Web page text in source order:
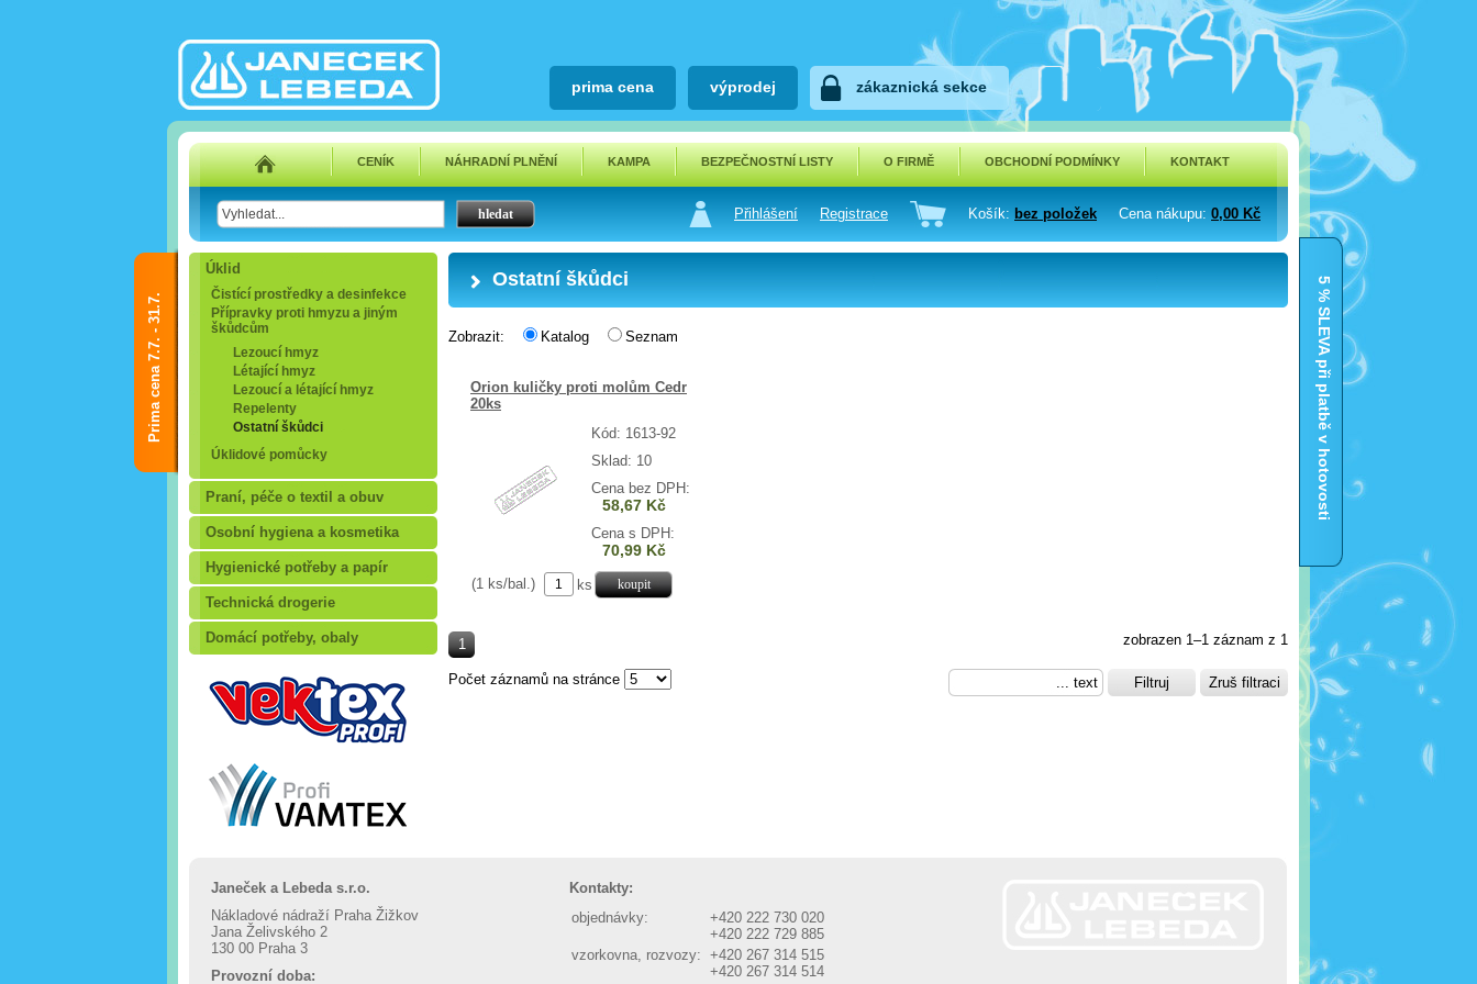
Prima cena 7.7. - 31.7. 5 % SLEVA při platbě v hotovosti
prima cena výprodej zákaznická sekce
CENÍK NÁHRADNÍ PLNĚNÍ KAMPA BEZPEČNOSTNÍ LISTY O FIRMĚ OBCHODNÍ PODMÍNKY KONTAKT
Přihlášení Registrace Košík: bez položek Cena nákupu: 0,00 Kč
Úklid
Čistící prostředky a desinfekce
Přípravky proti hmyzu a jiným
škůdcům
Lezoucí hmyz
Létající hmyz
Lezoucí a létající hmyz
Repelenty
Ostatní škůdci
Úklidové pomůcky
Praní, péče o textil a obuv
Osobní hygiena a kosmetika
Hygienické potřeby a papír
Technická drogerie
Domácí potřeby, obaly
Ostatní škůdci
Zobrazit: Katalog Seznam
Orion kuličky proti molům Cedr
20ks
Kód: 1613-92
Sklad: 10
Cena bez DPH:
58,67 Kč
Cena s DPH:
70,99 Kč
(1 ks/bal.) ks
1 zobrazen 1–1 záznam z 1
Počet záznamů na stránce
Janeček a Lebeda s.r.o.
Nákladové nádraží Praha Žižkov
Jana Želivského 2
130 00 Praha 3
Provozní doba:
Kontakty:
objednávky:
+420 222 730 020
+420 222 729 885
vzorkovna, rozvozy: +420 267 314 515
+420 267 314 514